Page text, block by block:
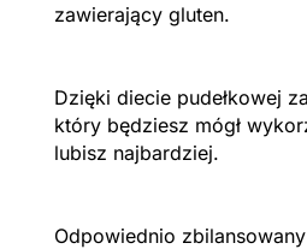
zawierający gluten.
Dzięki diecie pudełkowej
który będziesz mógł
lubisz najbardziej.
Odpowiednio